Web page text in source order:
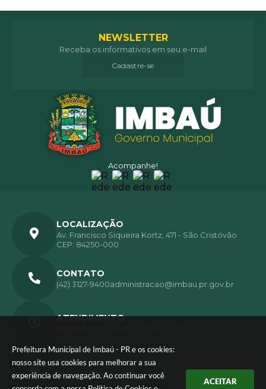
Prefeitura Municipal de Imbaú - PR e os cookies:
nosso site usa cookies para melhorar a sua
experiência de navegação. Ao continuar você
ACEITAR
Acompanhe!
NEWSLETTER
Receba os informativos em seu e-mail
Cadastre-se
LOCALIZAÇÃO
Av. Francisco Siqueira Kortz, 471 - São Cristóvão
CEP: 84250-000
CONTATO
(42) 3127-9400administracao@imbau.pr.gov.br
ATENDIMENTO
CNPJ
01.613.770/0001-72